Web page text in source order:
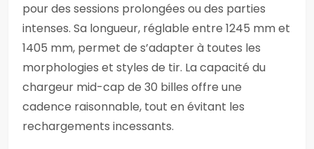
pour des sessions prolongées ou des parties
intenses. Sa longueur, réglable entre 1245 mm et
1405 mm, permet de s’adapter à toutes les
morphologies et styles de tir. La capacité du
chargeur mid-cap de 30 billes offre une
cadence raisonnable, tout en évitant les
rechargements incessants.